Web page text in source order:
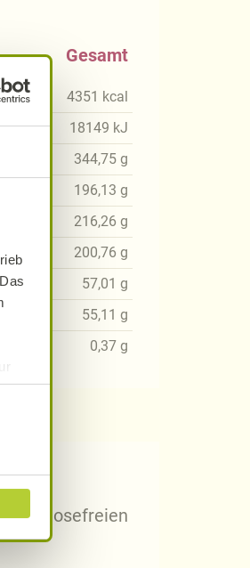
Gesamt
4351 kcal
18149 kJ
344,75 g
196,13 g
216,26 g
200,76 g
57,01 g
55,11 g
0,37 g
laktosefreien